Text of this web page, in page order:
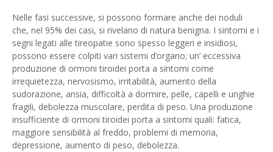
Nelle fasi successive, si possono formare anche dei noduli
che, nel 95% dei casi, si rivelano di natura benigna. I sintomi e i
segni legati alle tireopatie sono spesso leggeri e insidiosi,
possono essere colpiti vari sistemi d’organo; un’ eccessiva
produzione di ormoni tiroidei porta a sintomi come
irrequietezza, nervosismo, irritabilità, aumento della
sudorazione, ansia, difficoltà a dormire, pelle, capelli e unghie
fragili, debolezza muscolare, perdita di peso. Una produzione
insufficiente di ormoni tiroidei porta a sintomi quali: fatica,
maggiore sensibilità al freddo, problemi di memoria,
depressione, aumento di peso, debolezza.